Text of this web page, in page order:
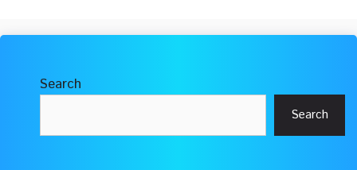
Search
Search